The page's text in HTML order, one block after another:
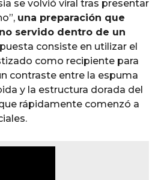
se volvió viral tras presentar
una preparación que
servido dentro de un
consiste en utilizar el
como recipiente para
contraste entre la espuma
y la estructura dorada del
rápidamente comenzó a